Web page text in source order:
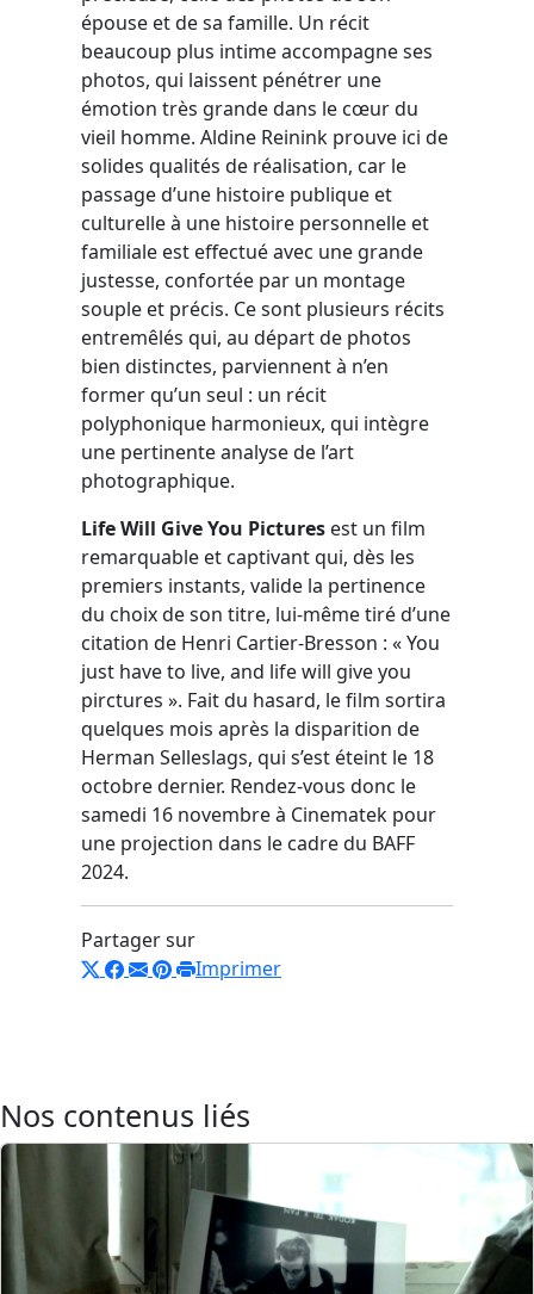
épouse et de sa famille. Un récit
beaucoup plus intime accompagne ses
photos, qui laissent pénétrer une
émotion très grande dans le cœur du
vieil homme. Aldine Reinink prouve ici de
solides qualités de réalisation, car le
passage d’une histoire publique et
culturelle à une histoire personnelle et
familiale est effectué avec une grande
justesse, confortée par un montage
souple et précis. Ce sont plusieurs récits
entremêlés qui, au départ de photos
bien distinctes, parviennent à n’en
former qu’un seul : un récit
polyphonique harmonieux, qui intègre
une pertinente analyse de l’art
photographique.
Life Will Give You Pictures est un film
remarquable et captivant qui, dès les
premiers instants, valide la pertinence
du choix de son titre, lui-même tiré d’une
citation de Henri Cartier-Bresson : « You
just have to live, and life will give you
pirctures ». Fait du hasard, le film sortira
quelques mois après la disparition de
Herman Selleslags, qui s’est éteint le 18
octobre dernier. Rendez-vous donc le
samedi 16 novembre à Cinematek pour
une projection dans le cadre du BAFF
2024.
Partager sur
Imprimer
Nos contenus liés